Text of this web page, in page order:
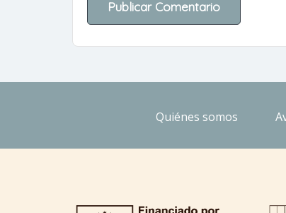
Quiénes somos